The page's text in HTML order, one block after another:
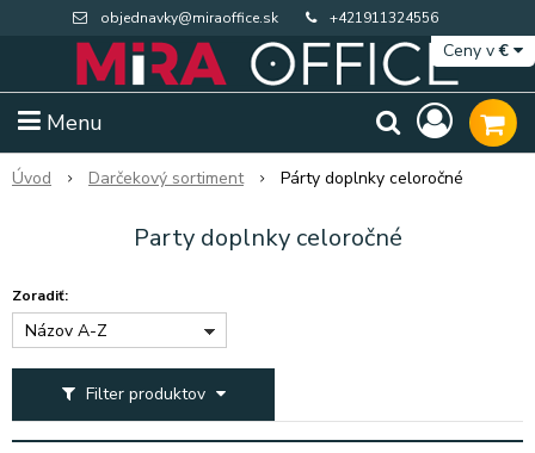
objednavky@miraoffice.sk +421911324556
Menu
Ceny v€
Úvod Darčekový sortiment Párty doplnky celoročné
Party doplnky celoročné
Filter produktov
Zoradiť:
Názov A-Z